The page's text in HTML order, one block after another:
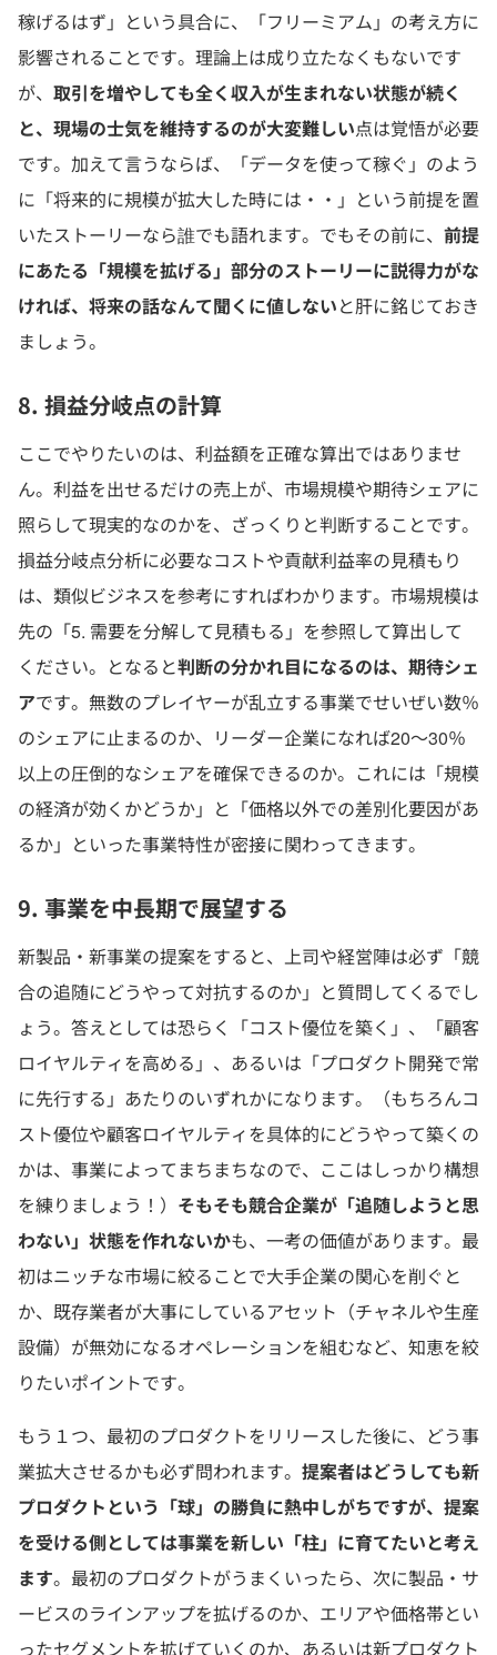
稼げるはず」という具合に、「フリーミアム」の考え方に
影響されることです。理論上は成り立たなくもないです
が、 取引を増やしても全く収入が生まれない状態が続く
と、現場の士気を維持するのが大変難しい点は覚悟が必要
です。加えて言うならば、「データを使って稼ぐ」のよう
に「将来的に規模が拡大した時には・・」という前提を置
いたストーリーなら誰でも語れます。でもその前に、 前提
にあたる「規模を拡げる」部分のストーリーに説得力がな
ければ、将来の話なんて聞くに値しないと肝に銘じておき
ましょう。
8. 損益分岐点の計算
ここでやりたいのは、利益額を正確な算出ではありませ
ん。利益を出せるだけの売上が、市場規模や期待シェアに
照らして現実的なのかを、ざっくりと判断することです。
損益分岐点分析に必要なコストや貢献利益率の見積もり
は、類似ビジネスを参考にすればわかります。市場規模は
先の「5. 需要を分解して見積もる」を参照して算出して
ください。となると判断の分かれ目になるのは、期待シェ
アです。無数のプレイヤーが乱立する事業でせいぜい数％
のシェアに止まるのか、リーダー企業になれば20～30％
以上の圧倒的なシェアを確保できるのか。これには「規模
の経済が効くかどうか」と「価格以外での差別化要因があ
るか」といった事業特性が密接に関わってきます。
9. 事業を中長期で展望する
新製品・新事業の提案をすると、上司や経営陣は必ず「競
合の追随にどうやって対抗するのか」と質問してくるでし
ょう。答えとしては恐らく「コスト優位を築く」、「顧客
ロイヤルティを高める」、あるいは「プロダクト開発で常
に先行する」あたりのいずれかになります。（もちろんコ
スト優位や顧客ロイヤルティを具体的にどうやって築くの
かは、事業によってまちまちなので、ここはしっかり構想
を練りましょう！） そもそも競合企業が「追随しようと思
わない」状態を作れないかも、一考の価値があります。最
初はニッチな市場に絞ることで大手企業の関心を削ぐと
か、既存業者が大事にしているアセット（チャネルや生産
設備）が無効になるオペレーションを組むなど、知恵を絞
りたいポイントです。
もう１つ、最初のプロダクトをリリースした後に、どう事
業拡大させるかも必ず問われます。 提案者はどうしても新
プロダクトという「球」の勝負に熱中しがちですが、提案
を受ける側としては事業を新しい「柱」に育てたいと考え
ます。最初のプロダクトがうまくいったら、次に製品・サ
ービスのラインアップを拡げるのか、エリアや価格帯とい
ったセグメントを拡げていくのか、あるいは新プロダクト